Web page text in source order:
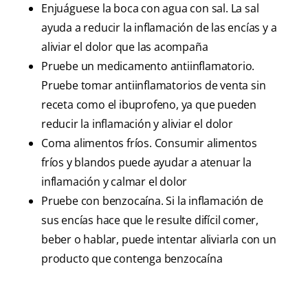
Enjuáguese la boca con agua con sal. La sal
ayuda a reducir la inflamación de las encías y a
aliviar el dolor que las acompaña
Pruebe un medicamento antiinflamatorio.
Pruebe tomar antiinflamatorios de venta sin
receta como el ibuprofeno, ya que pueden
reducir la inflamación y aliviar el dolor
Coma alimentos fríos. Consumir alimentos
fríos y blandos puede ayudar a atenuar la
inflamación y calmar el dolor
Pruebe con benzocaína. Si la inflamación de
sus encías hace que le resulte difícil comer,
beber o hablar, puede intentar aliviarla con un
producto que contenga benzocaína